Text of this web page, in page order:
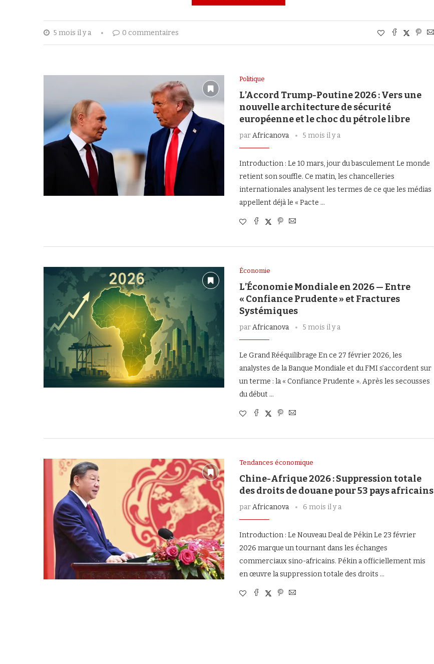
5 mois il y a 0 commentaires
Politique
L’Accord Trump-Poutine 2026 : Vers une
nouvelle architecture de sécurité
européenne et le choc du pétrole libre
parAfricanova 5 mois il y a
Introduction : Le 10 mars, jour du basculement Le monde
retient son souffle. Ce matin, les chancelleries
internationales analysent les termes de ce que les médias
appellent déjà le « Pacte …
Économie
L’Économie Mondiale en 2026 — Entre
« Confiance Prudente » et Fractures
Systémiques
parAfricanova 5 mois il y a
Le Grand Rééquilibrage En ce 27 février 2026, les
analystes de la Banque Mondiale et du FMI s’accordent sur
un terme : la « Confiance Prudente ». Après les secousses
du début …
Tendances économique
Chine-Afrique 2026 : Suppression totale
des droits de douane pour 53 pays africains
parAfricanova 6 mois il y a
Introduction : Le Nouveau Deal de Pékin Le 23 février
2026 marque un tournant dans les échanges
commerciaux sino-africains. Pékin a officiellement mis
en œuvre la suppression totale des droits …